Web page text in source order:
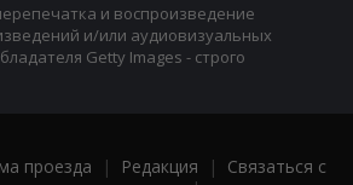
и воспроизведение
и/или аудиовизуальных
Getty Images - строго
проезда | Редакция | Связаться с